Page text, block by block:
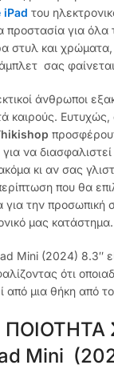
iPad του
για όλα
στυλ και χρώματα,
σας
άνθρωποι
καιρούς.
να
κι αν σας
που θα
για την προσωπική
μας κατάστημα.
Mini (2024) 8.3″
ότι
από μια θήκη από το
Mini